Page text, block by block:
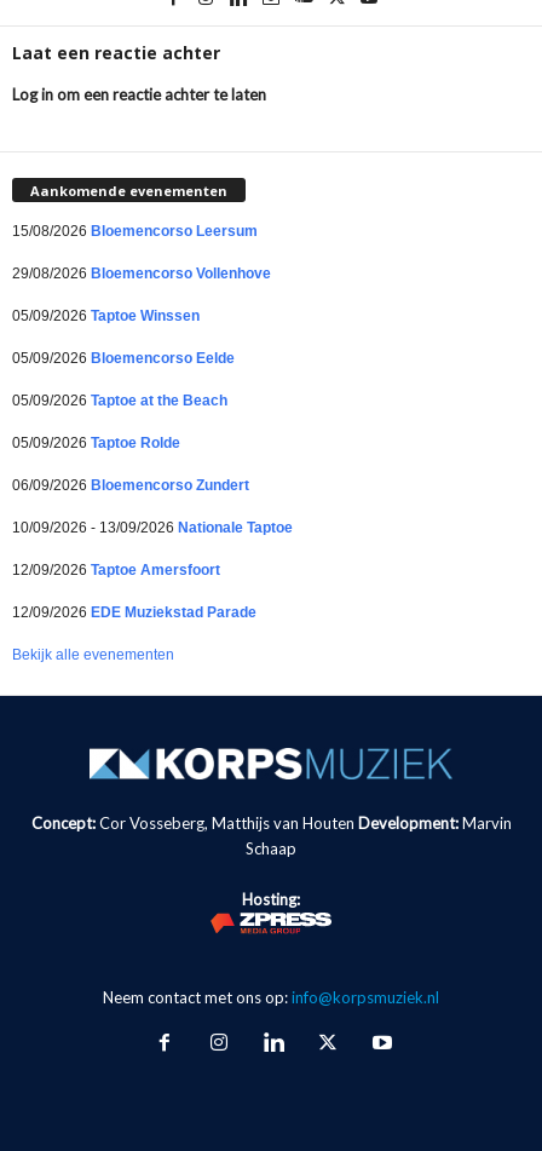
Laat een reactie achter
Log in om een reactie achter te laten
Aankomende evenementen
15/08/2026 Bloemencorso Leersum
29/08/2026 Bloemencorso Vollenhove
05/09/2026 Taptoe Winssen
05/09/2026 Bloemencorso Eelde
05/09/2026 Taptoe at the Beach
05/09/2026 Taptoe Rolde
06/09/2026 Bloemencorso Zundert
10/09/2026 - 13/09/2026 Nationale Taptoe
12/09/2026 Taptoe Amersfoort
12/09/2026 EDE Muziekstad Parade
Bekijk alle evenementen
Concept:Cor Vosseberg, Matthijs van Houten Development: Marvin
Schaap
Hosting:
Neem contact met ons op:info@korpsmuziek.nl